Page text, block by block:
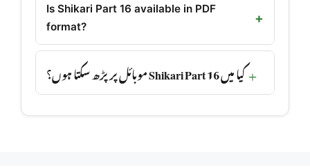
Is Shikari Part 16 available in PDF
format?
کیا میں Shikari Part 16 موبائل پر پڑھ سکتا ہوں؟